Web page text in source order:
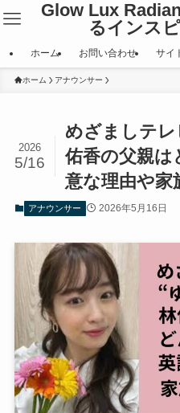
Glow Lux
るインス
ホーム お問い合わせ サイ
ホーム アナウンサー
めざましテ
佑香の父親は
意な理由や家
2026
5/16
アナウンサー 2026年5月16日